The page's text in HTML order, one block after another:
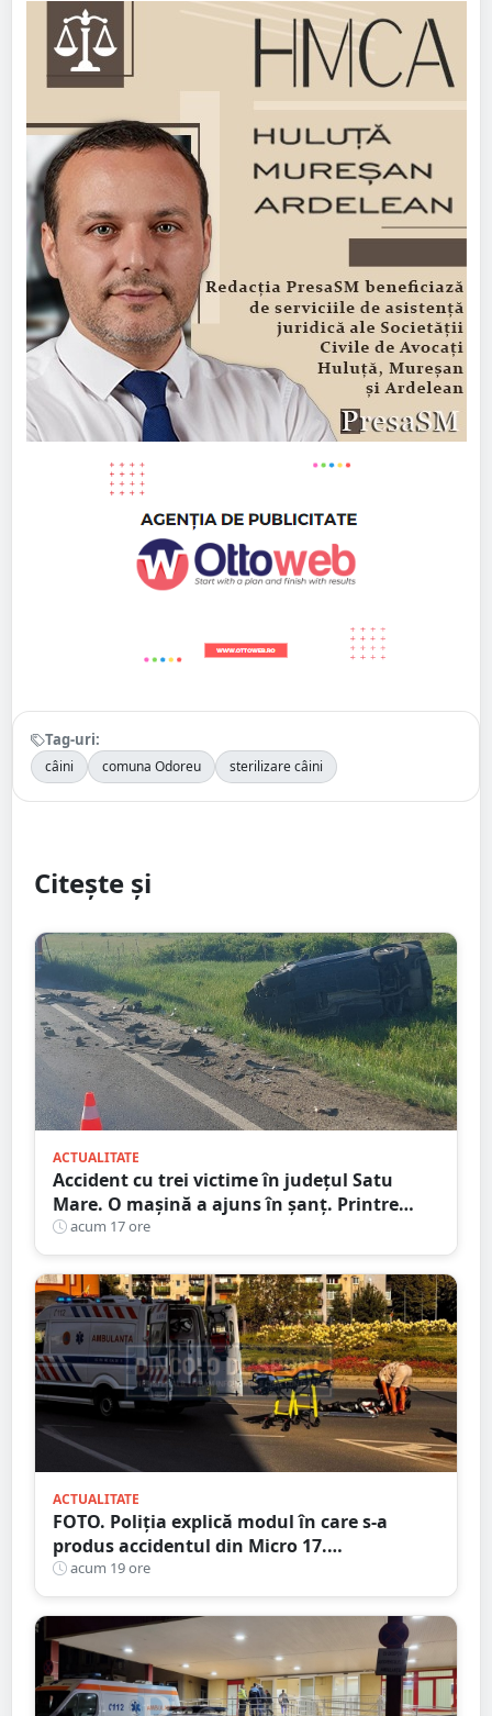
Tag-uri:
câini comuna Odoreu sterilizare câini
Citește și
ACTUALITATE
Accident cu trei victime în județul Satu
Mare. O mașină a ajuns în șanț. Printre
răniți, un copil de doar 2 ani
acum 17 ore
ACTUALITATE
FOTO. Poliția explică modul în care s-a
produs accidentul din Micro 17.
Motociclistul a ajuns la Urgență
acum 19 ore